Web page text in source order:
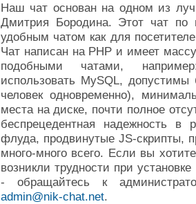
Наш чат основан на одном из
Дмитрия Бородина. Этот чат по
удобным чатом как для
Чат написан на PHP и имеет
подобными чатами,
использовать MySQL,
человек одновременно),
места на диске, почти полное
беспрецедентная надежность в
флуда, продвинутые JS-скрипты,
много-много всего. Если вы
возникли трудности при
-обращайтесь к
admin@nik-chat.net.